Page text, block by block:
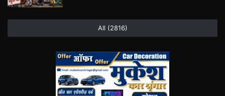
All (2816)